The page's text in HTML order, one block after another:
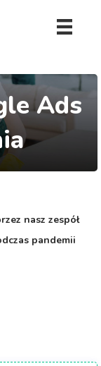
Ads
nasz zespół
pandemii